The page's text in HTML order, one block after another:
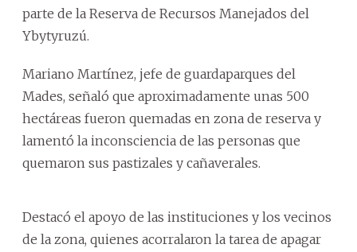
parte de la Reserva de Recursos Manejados del
Ybytyruzú.
Mariano Martínez, jefe de guardaparques del
Mades, señaló que aproximadamente unas 500
hectáreas fueron quemadas en zona de reserva y
lamentó la inconsciencia de las personas que
quemaron sus pastizales y cañaverales.
Destacó el apoyo de las instituciones y los vecinos
de la zona, quienes acorralaron la tarea de apagar